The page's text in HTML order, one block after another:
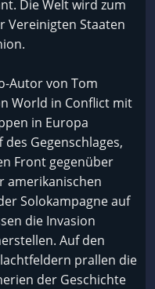
Die Welt wird zum
Vereinigten Staaten
Autor von Tom
World in Conflict mit
in Europa
Gegenschlages,
Front gegenüber
amerikanischen
Solokampagne auf
die Invasion
Auf den
prallen die
der Geschichte